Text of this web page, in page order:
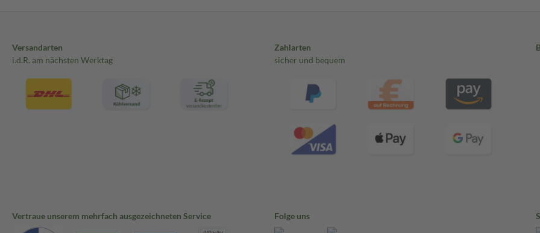
Versandarten
i.d.R. am nächsten Werktag
Zahlarten
sicher und bequem
Vertraue unserem mehrfach ausgezeichneten Service Folge uns